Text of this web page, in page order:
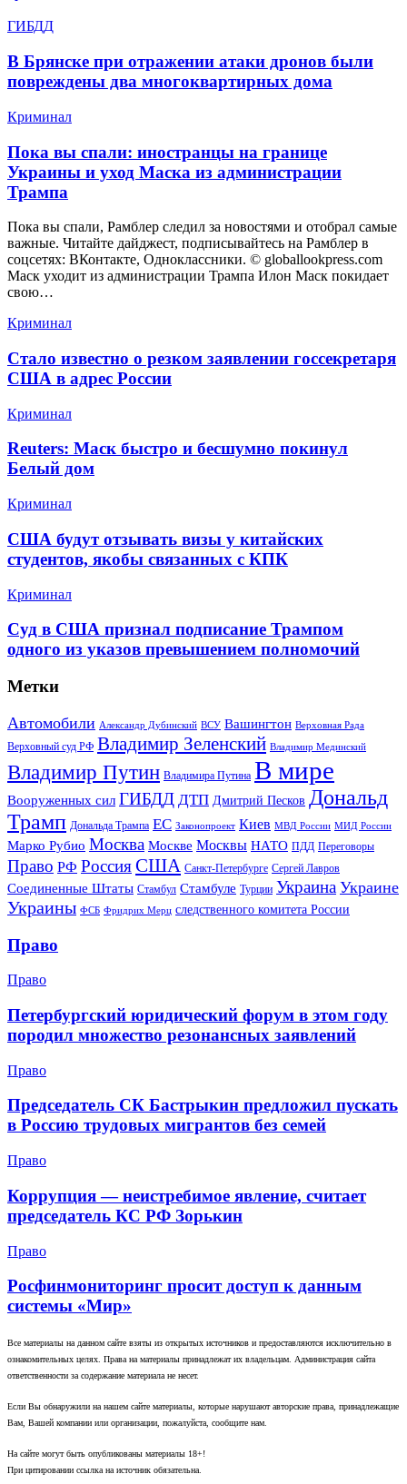
ГИБДД
В Брянске при отражении атаки дронов были
повреждены два многоквартирных дома
Криминал
Пока вы спали: иностранцы на границе
Украины и уход Маска из администрации
Трампа
Пока вы спали, Рамблер следил за новостями и отобрал самые
важные. Читайте дайджест, подписывайтесь на Рамблер в
соцсетях: ВКонтакте, Одноклассники. © globallookpress.com
Маск уходит из администрации Трампа Илон Маск покидает
свою…
Криминал
Стало известно о резком заявлении госсекретаря
США в адрес России
Криминал
Reuters: Маск быстро и бесшумно покинул
Белый дом
Криминал
США будут отзывать визы у китайских
студентов, якобы связанных с КПК
Криминал
Суд в США признал подписание Трампом
одного из указов превышением полномочий
Метки
Автомобили Александр Дубинский ВСУ Вашингтон Верховная Рада
Верховный суд РФ Владимир Зеленский Владимир Мединский
Владимир Путин Владимира Путина В мире
Вооруженных сил ГИБДД ДТП Дмитрий Песков Дональд
Трамп Дональда Трампа ЕС Законопроект Киев МВД России МИД России
Марко Рубио Москва Москве Москвы НАТО ПДД Переговоры
Право РФ РоссияСША Санкт-Петербурге Сергей Лавров
Соединенные Штаты Стамбул Стамбуле Турции Украина Украине
Украины ФСБ Фридрих Мерц следственного комитета России
Право
Право
Петербургский юридический форум в этом году
породил множество резонансных заявлений
Право
Председатель СК Бастрыкин предложил пускать
в Россию трудовых мигрантов без семей
Право
Коррупция — неистребимое явление, считает
председатель КС РФ Зорькин
Право
Росфинмониторинг просит доступ к данным
системы «Мир»
Все материалы на данном сайте взяты из открытых источников и предоставляются исключительно в
ознакомительных целях. Права на материалы принадлежат их владельцам. Администрация сайта
ответственности за содержание материала не несет.
Если Вы обнаружили на нашем сайте материалы, которые нарушают авторские права, принадлежащие
Вам, Вашей компании или организации, пожалуйста, сообщите нам.
На сайте могут быть опубликованы материалы 18+!
При цитировании ссылка на источник обязательна.